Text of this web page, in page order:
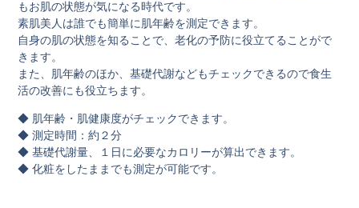
もお肌の状態が気になる時代です。
素肌美人は誰でも簡単に肌年齢を測定できます。
自身の肌の状態を知ることで、老化の予防に役立てることがで
きます。
また、肌年齢のほか、基礎代謝などもチェックできるので食生
活の改善にも役立ちます。
◆ 肌年齢・肌健康度がチェックできます。
◆ 測定時間：約２分
◆ 基礎代謝量、１日に必要なカロリーが算出できます。
◆ 化粧をしたままでも測定が可能です。